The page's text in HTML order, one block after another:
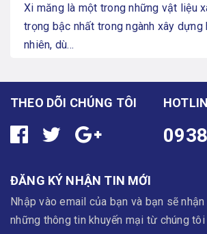
Xi măng là một trong những vật liệu
trọng bậc nhất trong ngành xây dựng
nhiên, dù...
THEO DÕI CHÚNG TÔI
ĐĂNG KÝ NHẬN TIN MỚI
Nhập vào email của bạn và bạn sẽ
những thông tin khuyến mại từ chúng tôi